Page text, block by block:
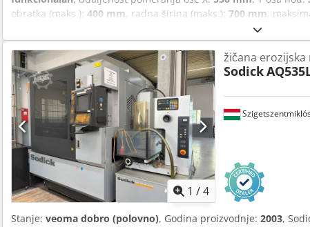
obratka (maks.): 400 mm, radna širina (maks.): 700 mm,
TEHNIČKE KARAKTERISTIKE X-osa: 550 mm Y-osa: 350 mm Z-
Obrada Konusnost: ± 30° Automatsko uvlačenje i ponovno
obratka: 1.200 × 700 × 400 mm Upravljanje i dielektrična tečnost
za dielektričnu tečnost: 1.200 l Sistem filtriranja: Patron filter
Masa mašine: 3.500 kg OPREMA - Rashladna jedinica
1 /4
žičana erozijska
Sodick
Stanje: veoma dobro (polovno), Godina proizvodnje: 2003,